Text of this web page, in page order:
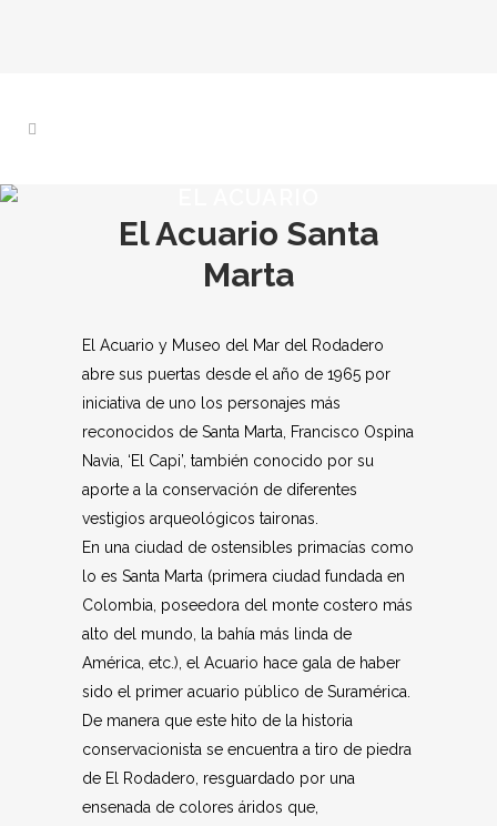
El Acuario Santa
Marta
El Acuario y Museo del Mar del Rodadero
abre sus puertas desde el año de 1965 por
iniciativa de uno los personajes más
reconocidos de Santa Marta, Francisco Ospina
Navia, ‘El Capi’, también conocido por su
aporte a la conservación de diferentes
vestigios arqueológicos taironas.
En una ciudad de ostensibles primacías como
lo es Santa Marta (primera ciudad fundada en
Colombia, poseedora del monte costero más
alto del mundo, la bahía más linda de
América, etc.), el Acuario hace gala de haber
sido el primer acuario público de Suramérica.
De manera que este hito de la historia
conservacionista se encuentra a tiro de piedra
de El Rodadero, resguardado por una
ensenada de colores áridos que,